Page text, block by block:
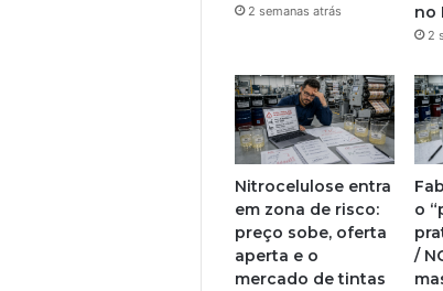
2 semanas atrás
no
2
Nitrocelulose entra
em zona de risco:
preço sobe, oferta
aperta e o
mercado de tintas
o
/